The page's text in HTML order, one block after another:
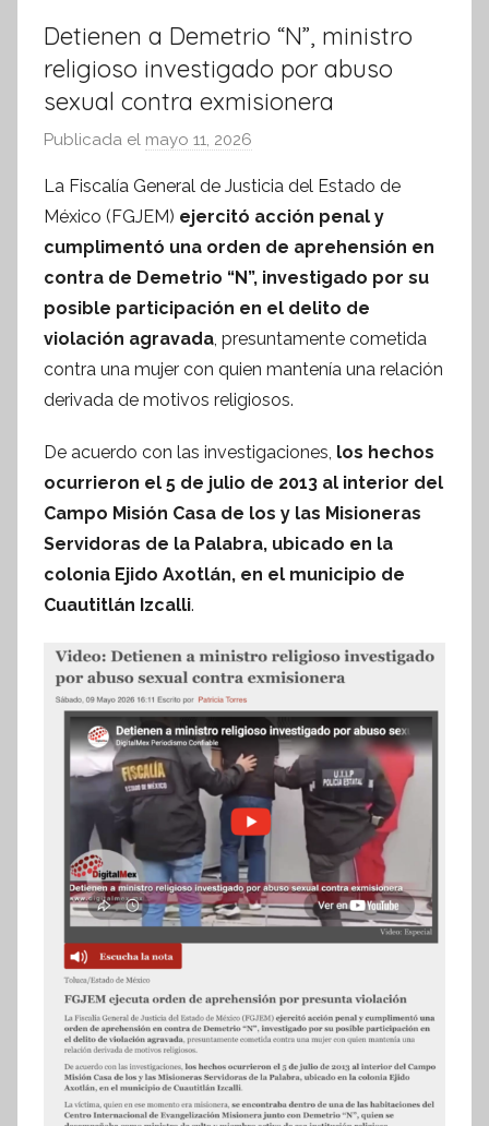
Detienen a Demetrio “N”, ministro
religioso investigado por abuso
sexual contra exmisionera
Publicada el mayo 11, 2026
r
S
í
n
t
e
s
i
I
n
f
o
t
i
v
a
La Fiscalía General de Justicia del Estado de
México (FGJEM) ejercitó acción penal y
cumplimentó una orden de aprehensión en
contra de Demetrio “N”, investigado por su
posible participación en el delito de
violación agravada, presuntamente cometida
contra una mujer con quien mantenía una relación
derivada de motivos religiosos.
De acuerdo con las investigaciones, los hechos
ocurrieron el 5 de julio de 2013 al interior del
Campo Misión Casa de los y las Misioneras
Servidoras de la Palabra, ubicado en la
colonia Ejido Axotlán, en el municipio de
Cuautitlán Izcalli.